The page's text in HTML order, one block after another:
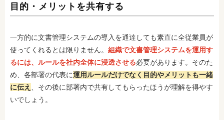
目的・メリットを共有する
一方的に文書管理システムの導入を通達しても素直に全従業員が
使ってくれるとは限りません。 組織で文書管理システムを運用す
るには、ルールを社内全体に浸透させる必要があります。そのた
め、各部署の代表に運用ルールだけでなく目的やメリットも一緒
に伝え 、その後に部署内で共有してもらったほうが理解を得やす
いでしょう。